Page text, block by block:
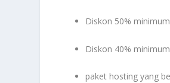
Diskon 50%
Diskon 40%
paket hosting yang